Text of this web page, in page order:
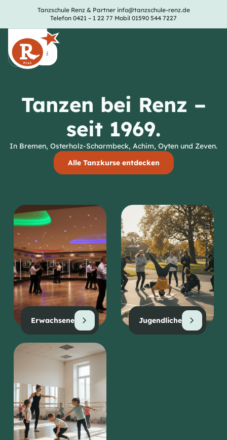
Tanzschule Renz & Partnerinfo@tanzschule-renz.de
Telefon 0421 – 1 22 77 Mobil 01590 544 7227
Tanzen bei Renz –
seit 1969.
In Bremen, Osterholz-Scharmbeck, Achim, Oyten und Zeven.
Alle Tanzkurse entdecken
Erwachsene Jugendliche